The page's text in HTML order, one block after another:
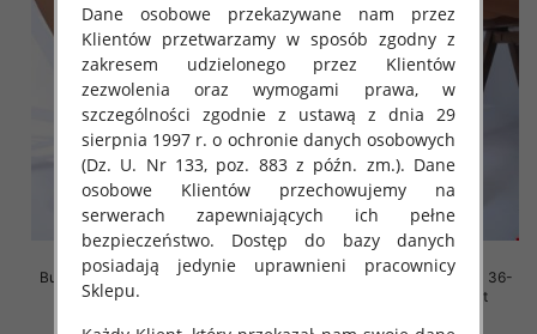
Buty sportowe damskie Roz 36-
41, 1 kolor Paczka 12 szt
Buty sportowe damskie Roz 36-
41, 1 kolor Paczka 12 szt
Dane osobowe przekazywane nam przez
Klientów przetwarzamy w sposób zgodny z
zakresem udzielonego przez Klientów
zezwolenia oraz wymogami prawa, w
szczególności zgodnie z ustawą z dnia 29
sierpnia 1997 r. o ochronie danych osobowych
(Dz. U. Nr 133, poz. 883 z późn. zm.). Dane
osobowe Klientów przechowujemy na
serwerach zapewniających ich pełne
bezpieczeństwo. Dostęp do bazy danych
posiadają jedynie uprawnieni pracownicy
Sklepu.